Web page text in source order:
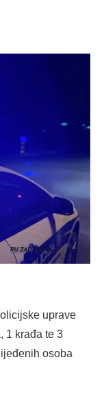
uprave
1 krađa te 3
osoba